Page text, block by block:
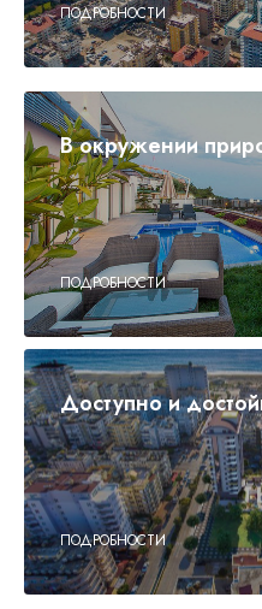
ПОДРОБНОСТИ
В окружении
ПОДРОБНОСТИ
Доступно и
ПОДРОБНОСТИ